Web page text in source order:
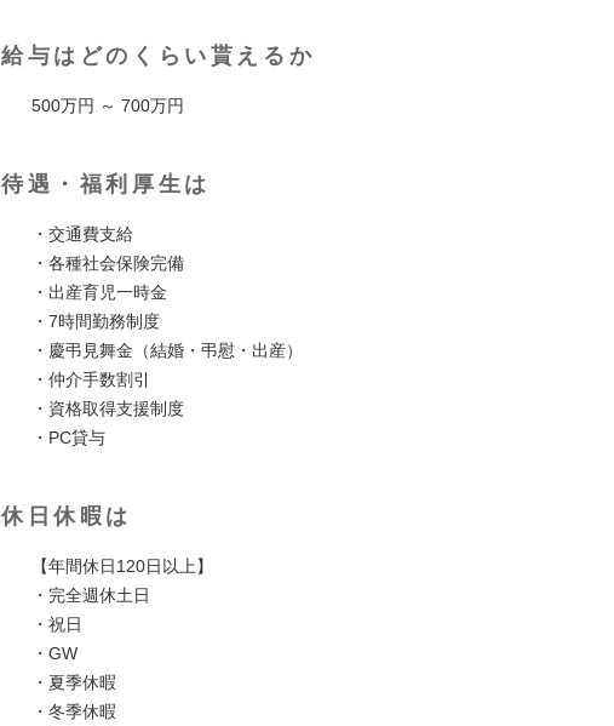
給与はどのくらい貰えるか
500万円 ～ 700万円
待遇・福利厚生は
・交通費⽀給
・各種社会保険完備
・出産育児⼀時⾦
・7時間勤務制度
・慶弔⾒舞⾦（結婚・弔慰・出産）
・仲介⼿数割引
・資格取得⽀援制度
・PC貸与
休日休暇は
【年間休⽇120⽇以上】
・完全週休⼟⽇
・祝⽇
・GW
・夏季休暇
・冬季休暇